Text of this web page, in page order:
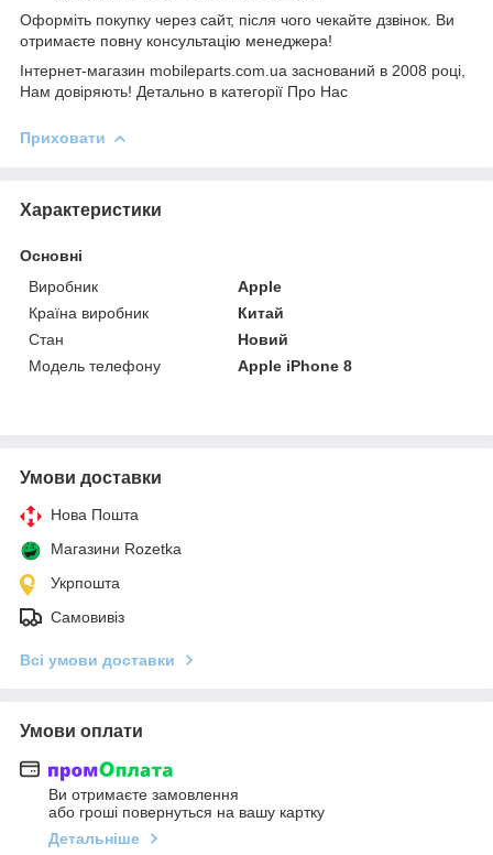
Оформіть покупку через сайт, після чого чекайте дзвінок. Ви
отримаєте повну консультацію менеджера!
Інтернет-магазин mobileparts.com.ua заснований в 2008 році,
Нам довіряють! Детально в категорії Про Нас
Приховати
Характеристики
Основні
Виробник
Apple
Країна виробник
Китай
Стан
Новий
Модель телефону
Apple iPhone 8
Умови доставки
Нова Пошта
Магазини Rozetka
Укрпошта
Самовивіз
Всі умови доставки
Умови оплати
Ви отримаєте замовлення
або гроші повернуться на вашу картку
Детальніше